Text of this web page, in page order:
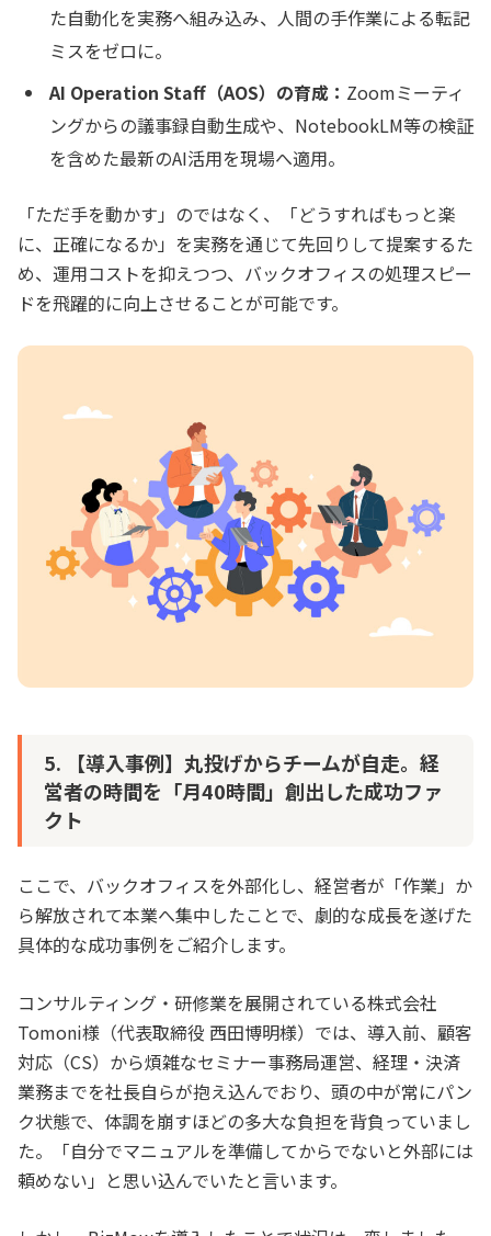
た自動化を実務へ組み込み、人間の手作業による転記
ミスをゼロに。
AI Operation Staff（AOS）の育成： Zoomミーティ
ングからの議事録自動生成や、NotebookLM等の検証
を含めた最新のAI活用を現場へ適用。
「ただ手を動かす」のではなく、「どうすればもっと楽
に、正確になるか」を実務を通じて先回りして提案するた
め、運用コストを抑えつつ、バックオフィスの処理スピー
ドを飛躍的に向上させることが可能です。
5. 【導入事例】丸投げからチームが自走。経
営者の時間を「月40時間」創出した成功ファ
クト
ここで、バックオフィスを外部化し、経営者が「作業」か
ら解放されて本業へ集中したことで、劇的な成長を遂げた
具体的な成功事例をご紹介します。
コンサルティング・研修業を展開されている株式会社
Tomoni様（代表取締役 西田博明様）では、導入前、顧客
対応（CS）から煩雑なセミナー事務局運営、経理・決済
業務までを社長自らが抱え込んでおり、頭の中が常にパン
ク状態で、体調を崩すほどの多大な負担を背負っていまし
た。「自分でマニュアルを準備してからでないと外部には
頼めない」と思い込んでいたと言います。